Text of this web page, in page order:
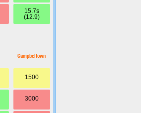
15.7s
(12.9)
Campbeltown
1500
3000